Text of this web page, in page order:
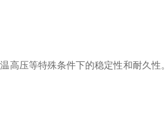
压等特殊条件下的稳定性和耐久性